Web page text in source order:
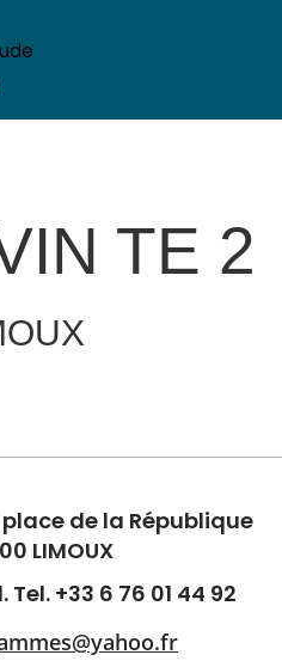
TE 2
place de la République
LIMOUX
Tel. +33 6 76 01 44 92